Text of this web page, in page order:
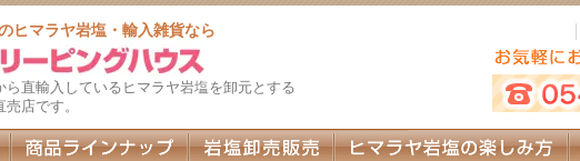
ヒマラヤ岩塩・輸入雑貨なら
ら直輸入しているヒマラヤ岩塩を卸元とする
店です。